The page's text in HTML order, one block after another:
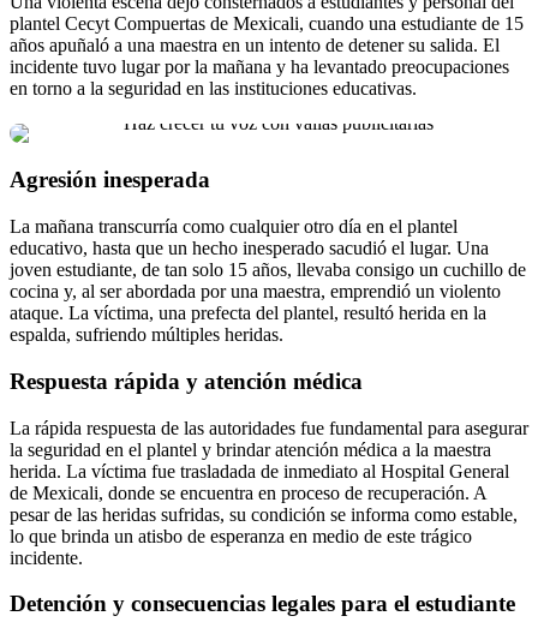
plantel Cecyt Compuertas de Mexicali, cuando una estudiante de 15
años apuñaló a una maestra en un intento de detener su salida. El
incidente tuvo lugar por la mañana y ha levantado preocupaciones
en torno a la seguridad en las instituciones educativas.
Agresión inesperada
La mañana transcurría como cualquier otro día en el plantel
educativo, hasta que un hecho inesperado sacudió el lugar. Una
joven estudiante, de tan solo 15 años, llevaba consigo un cuchillo de
cocina y, al ser abordada por una maestra, emprendió un violento
ataque. La víctima, una prefecta del plantel, resultó herida en la
espalda, sufriendo múltiples heridas.
Respuesta rápida y atención médica
La rápida respuesta de las autoridades fue fundamental para asegurar
la seguridad en el plantel y brindar atención médica a la maestra
herida. La víctima fue trasladada de inmediato al Hospital General
de Mexicali, donde se encuentra en proceso de recuperación. A
pesar de las heridas sufridas, su condición se informa como estable,
lo que brinda un atisbo de esperanza en medio de este trágico
incidente.
Detención y consecuencias legales para el estudiante